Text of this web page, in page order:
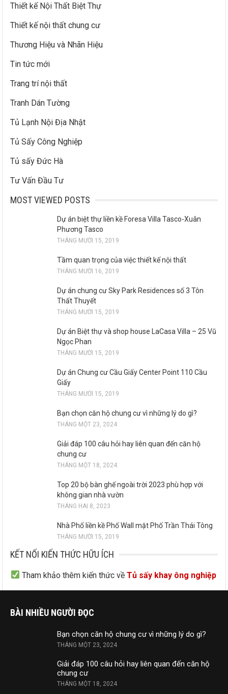
Thiết kế Nội Thất Biệt Thự
Thiết kế nội thất chung cư
Thương Hiệu và Nhãn Hiệu
Tin tức mới
Trang trí nội thất
Tranh Dán Tường
Tủ Lạnh Nội Địa Nhật
Tủ Sấy Công Nghiệp
Tủ sấy Đức Hà
Tư Vấn Đầu Tư
MOST VIEWED POSTS
Dự án biệt thự liền kề Foresa Villa Tasco-Xuân
Phương Tasco
THÁNG MƯỜI 15, 2019
Tầm quan trọng của việc thiết kế nội thất
THÁNG MƯỜI 16, 2019
Dự án chung cư Sky Park Residences số 3 Tôn
Thất Thuyết
THÁNG MƯỜI 15, 2019
Dự án Biệt thự và shop house LaCasa Villa – 25 Vũ
Ngọc Phan
THÁNG MƯỜI 15, 2019
Dự án Chung cư Cầu Giấy Center Point 110 Cầu
Giấy
THÁNG MƯỜI 15, 2019
Bạn chọn căn hộ chung cư vì những lý do gì?
THÁNG MỘT 23, 2024
Giải đáp 100 câu hỏi hay liên quan đến căn hộ
chung cư
THÁNG MỘT 18, 2024
Top 20 bộ bàn ghế ngoài trời 2023 phù hợp với
không gian nhà vườn
THÁNG HAI 8, 2023
Nhà Phố liền kề Phố Wall mặt Phố Trần Thái Tông
THÁNG MƯỜI 15, 2019
KẾT NỐI KIẾN THỨC HỮU ÍCH
Tham khảo thêm kiến thức về Tủ sấy khay ông nghiệp
BÀI NHIỀU NGƯỜI ĐỌC
Bạn chọn căn hộ chung cư vì những lý do gì?
THÁNG MỘT 23, 2024
Giải đáp 100 câu hỏi hay liên quan đến căn hộ
chung cư
THÁNG MỘT 18, 2024